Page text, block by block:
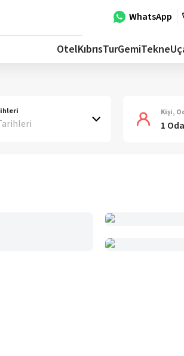
WhatsApp
OtelKıbrısTurGemiTekne
Kişi,
1